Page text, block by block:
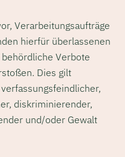
Verarbeitungsaufträge
hierfür überlassenen
Verbote
Dies gilt
diskriminierender,
und/oder Gewalt